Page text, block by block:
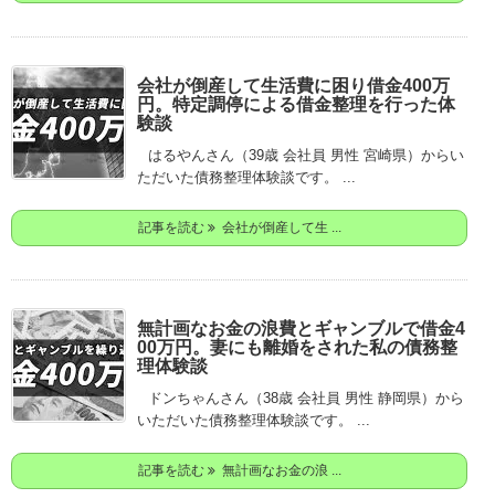
会社が倒産して生活費に困り借金400万
円。特定調停による借金整理を行った体
験談
はるやんさん（39歳 会社員 男性 宮崎県）からい
ただいた債務整理体験談です。 ...
記事を読む 会社が倒産して生 ...
無計画なお金の浪費とギャンブルで借金4
00万円。妻にも離婚をされた私の債務整
理体験談
ドンちゃんさん（38歳 会社員 男性 静岡県）から
いただいた債務整理体験談です。 ...
記事を読む 無計画なお金の浪 ...